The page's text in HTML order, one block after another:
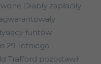
Diabły zapłaciły
funtów
29-letniego
Trafford pozostawił